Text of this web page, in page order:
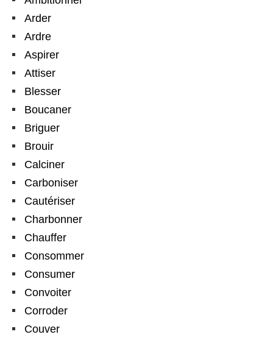
Arder
Ardre
Aspirer
Attiser
Blesser
Boucaner
Briguer
Brouir
Calciner
Carboniser
Cautériser
Charbonner
Chauffer
Consommer
Consumer
Convoiter
Corroder
Couver